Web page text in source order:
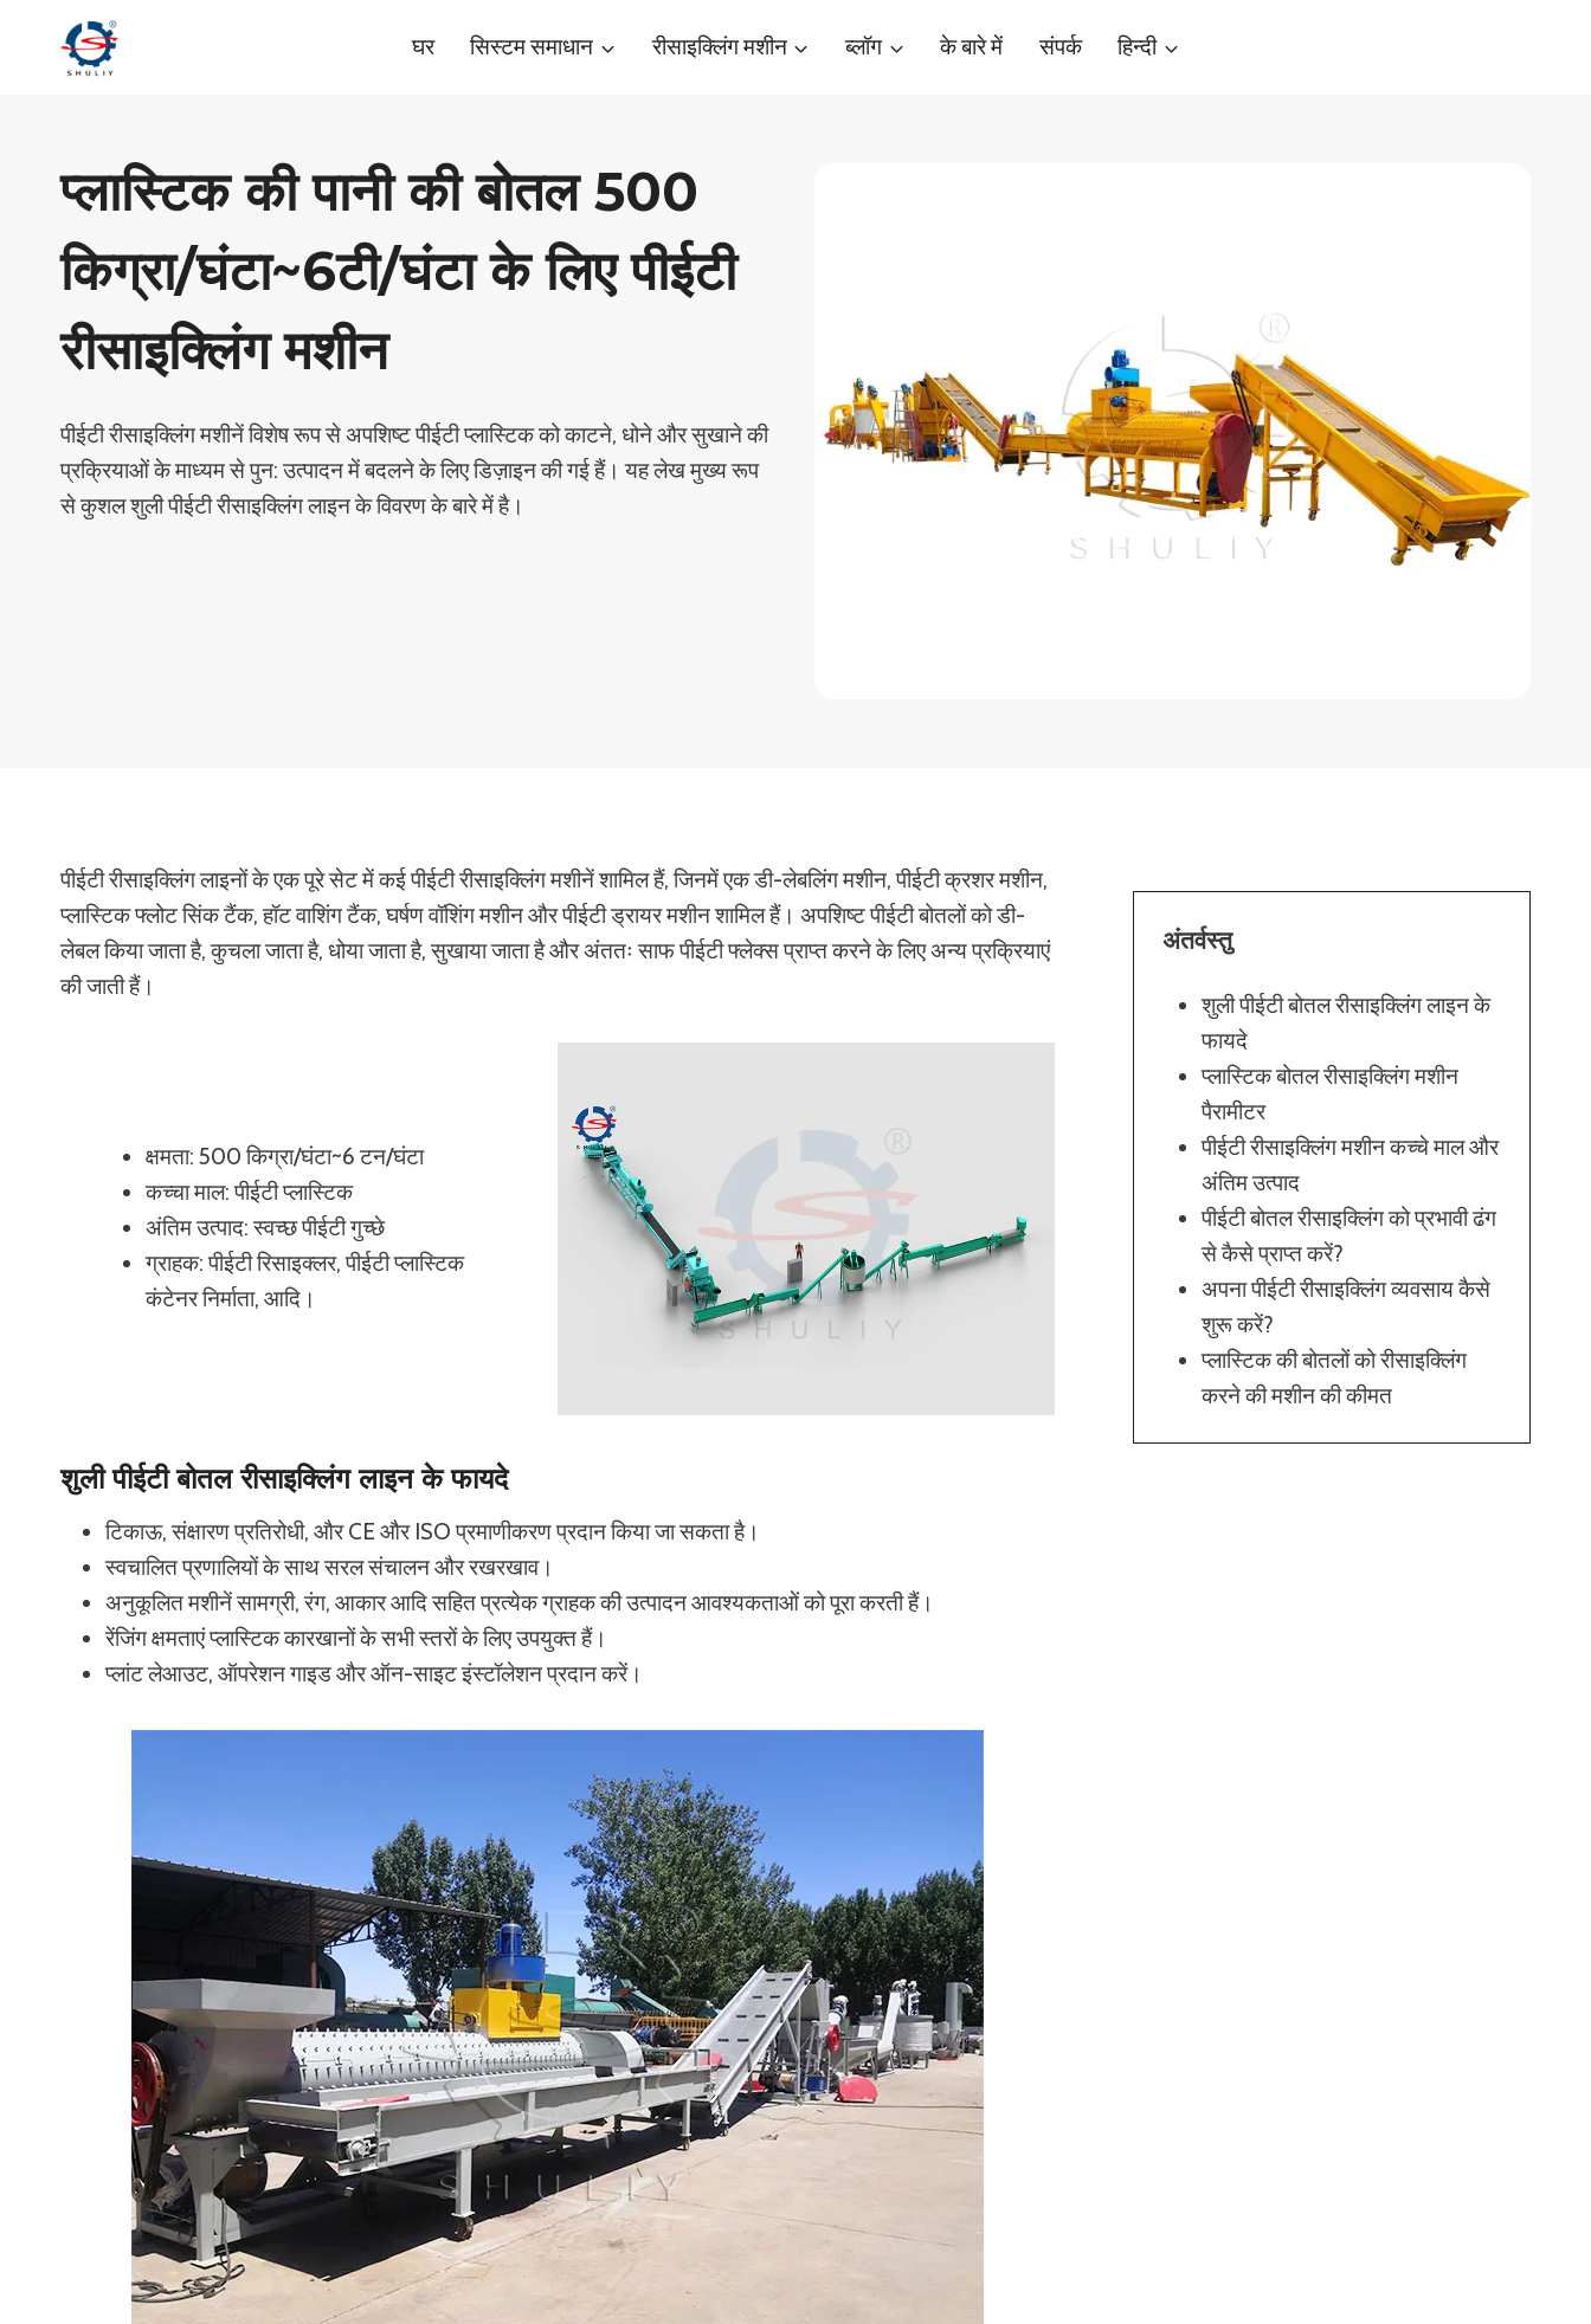
घर सिस्टम समाधान रीसाइक्लिंग मशीन ब्लॉग के बारे में संपर्क हिन्दी
प्लास्टिक की पानी की बोतल 500
किग्रा/घंटा~6टी/घंटा के लिए पीईटी
रीसाइक्लिंग मशीन
पीईटी रीसाइक्लिंग मशीनें विशेष रूप से अपशिष्ट पीईटी प्लास्टिक को काटने, धोने और सुखाने की
प्रक्रियाओं के माध्यम से पुन: उत्पादन में बदलने के लिए डिज़ाइन की गई हैं। यह लेख मुख्य रूप
से कुशल शुली पीईटी रीसाइक्लिंग लाइन के विवरण के बारे में है।
पीईटी रीसाइक्लिंग लाइनों के एक पूरे सेट में कई पीईटी रीसाइक्लिंग मशीनें शामिल हैं, जिनमें एक डी-लेबलिंग मशीन, पीईटी क्रशर मशीन,
प्लास्टिक फ्लोट सिंक टैंक, हॉट वाशिंग टैंक, घर्षण वॉशिंग मशीन और पीईटी ड्रायर मशीन शामिल हैं। अपशिष्ट पीईटी बोतलों को डी-
लेबल किया जाता है, कुचला जाता है, धोया जाता है, सुखाया जाता है और अंततः साफ पीईटी फ्लेक्स प्राप्त करने के लिए अन्य प्रक्रियाएं
की जाती हैं।
क्षमता: 500 किग्रा/घंटा~6 टन/घंटा
कच्चा माल: पीईटी प्लास्टिक
अंतिम उत्पाद: स्वच्छ पीईटी गुच्छे
ग्राहक: पीईटी रिसाइक्लर, पीईटी प्लास्टिक
कंटेनर निर्माता, आदि।
शुली पीईटी बोतल रीसाइक्लिंग लाइन के फायदे
टिकाऊ, संक्षारण प्रतिरोधी, और CE और ISO प्रमाणीकरण प्रदान किया जा सकता है।
स्वचालित प्रणालियों के साथ सरल संचालन और रखरखाव।
अनुकूलित मशीनें सामग्री, रंग, आकार आदि सहित प्रत्येक ग्राहक की उत्पादन आवश्यकताओं को पूरा करती हैं।
रेंजिंग क्षमताएं प्लास्टिक कारखानों के सभी स्तरों के लिए उपयुक्त हैं।
प्लांट लेआउट, ऑपरेशन गाइड और ऑन-साइट इंस्टॉलेशन प्रदान करें।
अंतर्वस्तु
शुली पीईटी बोतल रीसाइक्लिंग लाइन के
फायदे
प्लास्टिक बोतल रीसाइक्लिंग मशीन
पैरामीटर
पीईटी रीसाइक्लिंग मशीन कच्चे माल और
अंतिम उत्पाद
पीईटी बोतल रीसाइक्लिंग को प्रभावी ढंग
से कैसे प्राप्त करें?
अपना पीईटी रीसाइक्लिंग व्यवसाय कैसे
शुरू करें?
प्लास्टिक की बोतलों को रीसाइक्लिंग
करने की मशीन की कीमत